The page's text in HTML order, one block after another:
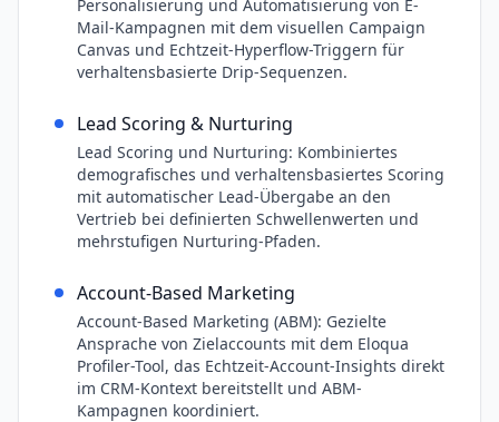
Personalisierung und Automatisierung von E-
Mail-Kampagnen mit dem visuellen Campaign
Canvas und Echtzeit-Hyperflow-Triggern für
verhaltensbasierte Drip-Sequenzen.
Lead Scoring & Nurturing
Lead Scoring und Nurturing: Kombiniertes
demografisches und verhaltensbasiertes Scoring
mit automatischer Lead-Übergabe an den
Vertrieb bei definierten Schwellenwerten und
mehrstufigen Nurturing-Pfaden.
Account-Based Marketing
Account-Based Marketing (ABM): Gezielte
Ansprache von Zielaccounts mit dem Eloqua
Profiler-Tool, das Echtzeit-Account-Insights direkt
im CRM-Kontext bereitstellt und ABM-
Kampagnen koordiniert.